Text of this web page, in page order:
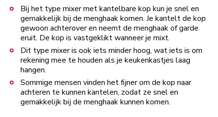
Bij het type mixer met kantelbare kop kun je snel en
gemakkelijk bij de menghaak komen. Je kantelt de kop
gewoon achterover en neemt de menghaak of garde
eruit. De kop is vastgeklikt wanneer je mixt.
Dit type mixer is ook iets minder hoog, wat iets is om
rekening mee te houden als je keukenkastjes laag
hangen.
Sommige mensen vinden het fijner om de kop naar
achteren te kunnen kantelen, zodat ze snel en
gemakkelijk bij de menghaak kunnen komen.